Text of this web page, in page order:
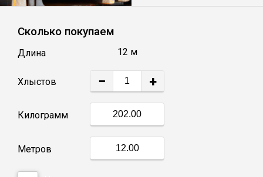
Квадрат
Сколько покупаем
Длина 12 м
Хлыстов − +
Килограмм
Метров